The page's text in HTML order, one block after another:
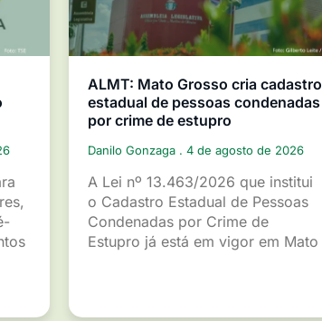
ALMT: Mato Grosso cria cadastro
estadual de pessoas condenadas
por crime de estupro
Danilo Gonzaga 4 de agosto de 2026
A Lei nº 13.463/2026 que institui
o Cadastro Estadual de Pessoas
Condenadas por Crime de
Estupro já está em vigor em Mato